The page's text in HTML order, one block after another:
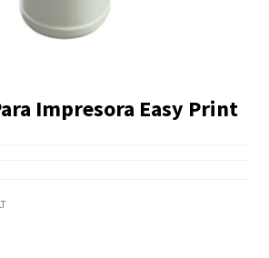
Listas de Precios
Impresora Easy Print